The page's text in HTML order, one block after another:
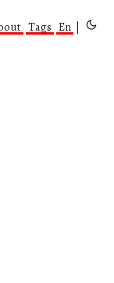
Tags En